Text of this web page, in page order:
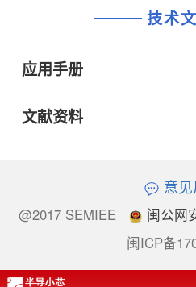
技术
应用手册
文献资料
意
@2017 SEMIEE
闽公网
闽ICP备